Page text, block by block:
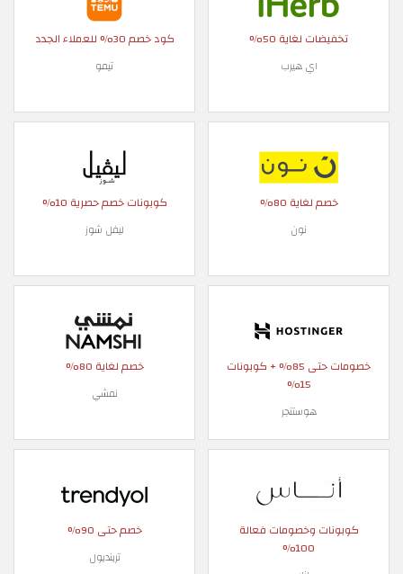
تخفيضات لغاية 50%
اي هيرب
كود خصم 30% للعملاء الجدد
تيمو
خصم لغاية 80%
نون
كوبونات خصم حصرية 10%
ليفل شوز
خصومات حتى 85% + كوبونات
15%
هوستنجر
خصم لغاية 80%
نمشي
كوبونات وخصومات فعالة
100%
خصم حتى 90%
ترينديول